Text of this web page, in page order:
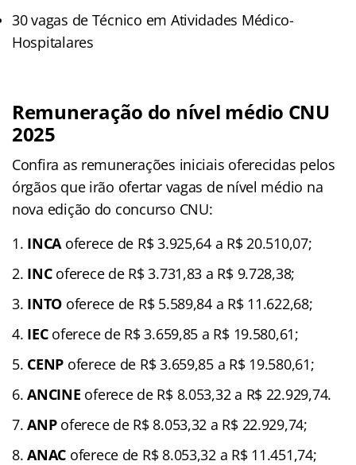
30 vagas de Técnico em Atividades Médico-
Hospitalares
Remuneração do nível médio CNU
2025
Confira as remunerações iniciais oferecidas pelos
órgãos que irão ofertar vagas de nível médio na
nova edição do concurso CNU:
INCA oferece de R$ 3.925,64 a R$ 20.510,07;
INC oferece de R$ 3.731,83 a R$ 9.728,38;
INTO oferece de R$ 5.589,84 a R$ 11.622,68;
IEC oferece de R$ 3.659,85 a R$ 19.580,61;
CENP oferece de R$ 3.659,85 a R$ 19.580,61;
ANCINE oferece de R$ 8.053,32 a R$ 22.929,74.
ANPoferece de R$ 8.053,32 a R$ 22.929,74;
ANAC oferece de R$ 8.053,32 a R$ 11.451,74;